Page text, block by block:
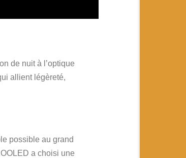
de nuit à l’optique
allient légèreté,
possible au grand
a choisi une